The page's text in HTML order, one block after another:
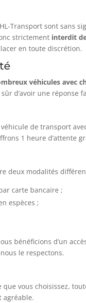
Transport sont sans
strictement interdit
en toute discrétion.
véhicules avec
d’avoir une réponse
de transport
1 heure d’attente
deux modalités
carte bancaire ;
espèces ;
bénéficions d’un
le respectons.
que vous choisissez,
agréable.